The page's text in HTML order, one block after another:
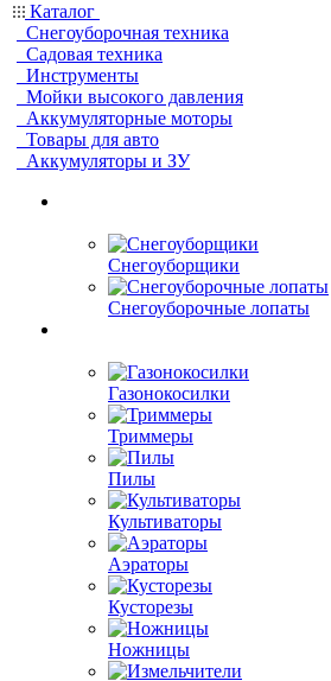
Каталог
Снегоуборочная техника
Садовая техника
Инструменты
Мойки высокого давления
Аккумуляторные моторы
Товары для авто
Аккумуляторы и ЗУ
Снегоуборщики
Снегоуборочные лопаты
Газонокосилки
Триммеры
Пилы
Культиваторы
Аэраторы
Кусторезы
Ножницы